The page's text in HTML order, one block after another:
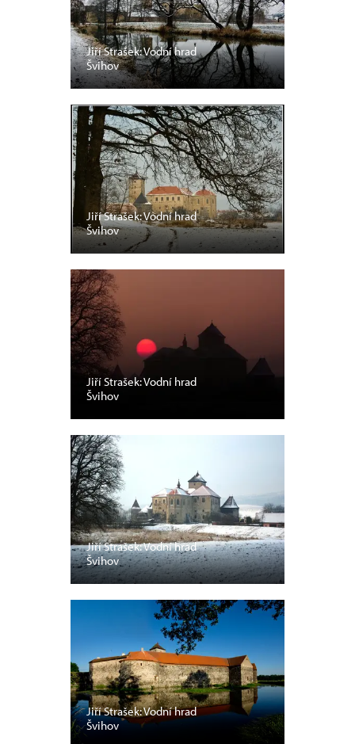
Jiří Strašek: Vodní hrad
Švihov
Jiří Strašek: Vodní hrad
Švihov
Jiří Strašek: Vodní hrad
Švihov
Jiří Strašek: Vodní hrad
Švihov
Jiří Strašek: Vodní hrad
Švihov